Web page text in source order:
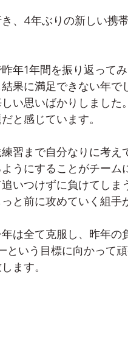
、4年ぶりの新しい携
年1年間を振り返ってみ
果に満足できない年
い思いばかりしまし
と感じています。
習まで自分なりに考
うにすることがチーム
いつけずに負けてしま
と前に攻めていく組手
は全て克服し、昨年
いう目標に向かって頑
ます。